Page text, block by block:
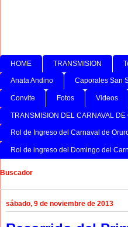
HOME TRANSMISION
Anata Andino Caporales San
Convite Fotos Videos
TRANSMISION DEL CARNAVAL
Rol de Ingreso del Carnaval de
Rol de ingreso del Domingo del
Buscador
sábado, 9 de noviembre de 2013